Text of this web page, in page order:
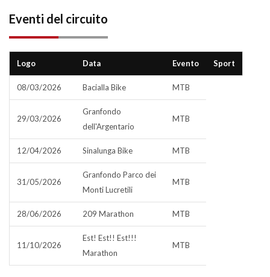
Eventi del circuito
Logo Data Evento Sport
08/03/2026 Bacialla Bike MTB
29/03/2026
Granfondo
dell'Argentario
MTB
12/04/2026 Sinalunga Bike MTB
31/05/2026
Granfondo Parco dei
Monti Lucretili
MTB
28/06/2026 209 Marathon MTB
11/10/2026
Est! Est!! Est!!!
Marathon
MTB